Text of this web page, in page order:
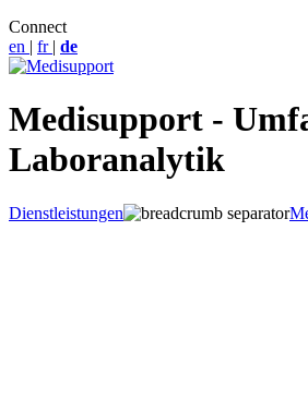
Connect
en | fr | de
Medisupport -
Laboranalytik
Dienstleistungen